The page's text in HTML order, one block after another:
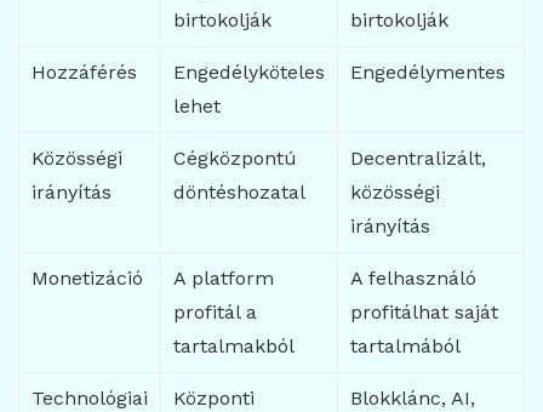
birtokolják
birtokolják
Hozzáférés
Engedélyköteles
lehet
Engedélymentes
Közösségi
irányítás
Cégközpontú
döntéshozatal
Decentralizált,
közösségi
irányítás
Monetizáció
A platform
profitál a
tartalmakból
A felhasználó
profitálhat saját
tartalmából
Technológiai
Központi
Blokklánc, AI,